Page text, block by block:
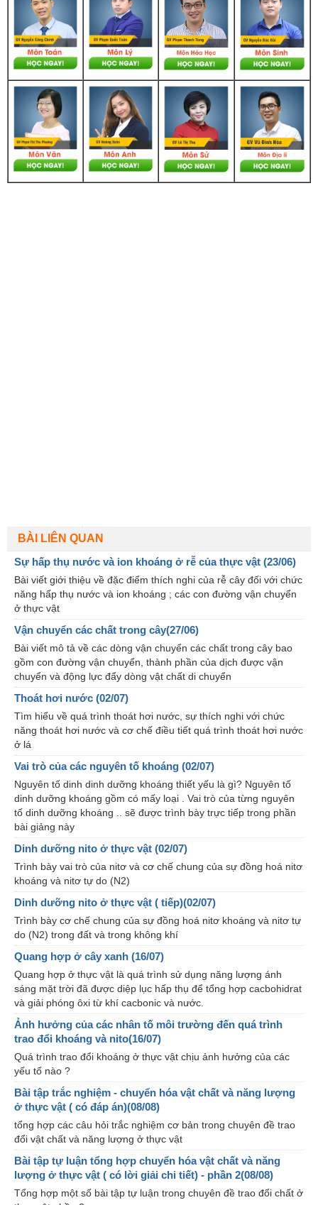
BÀI LIÊN QUAN
Sự hấp thụ nước và ion khoáng ở rễ của thực vật (23/06)
Bài viết giới thiệu về đặc điểm thích nghi của rễ cây đối với chức
năng hấp thụ nước và ion khoáng ; các con đường vận chuyển
ở thực vật
Vận chuyển các chất trong cây(27/06)
Bài viết mô tả về các dòng vận chuyển các chất trong cây bao
gồm con đường vận chuyển, thành phần của dịch được vận
chuyển và động lực đẩy dòng vật chất di chuyển
Thoát hơi nước (02/07)
Tìm hiểu về quá trình thoát hơi nước, sự thích nghi với chức
năng thoát hơi nước và cơ chế điều tiết quá trình thoát hơi nước
ở lá
Vai trò của các nguyên tố khoáng (02/07)
Nguyên tố dinh dinh dưỡng khoáng thiết yếu là gì? Nguyên tố
dinh dưỡng khoáng gồm có mấy loại . Vai trò của từng nguyên
tố dinh dưỡng khoáng .. sẽ được trình bày trực tiếp trong phần
bài giảng này
Dinh dưỡng nito ở thực vật (02/07)
Trình bày vai trò của nitơ và cơ chế chung của sự đồng hoá nitơ
khoáng và nitơ tự do (N2)
Dinh dưỡng nito ở thực vật ( tiếp)(02/07)
Trình bày cơ chế chung của sự đồng hoá nitơ khoáng và nitơ tự
do (N2) trong đất và trong không khí
Quang hợp ở cây xanh (16/07)
Quang hợp ở thực vật là quá trình sử dụng năng lượng ánh
sáng mặt trời đã được diệp lục hấp thụ để tổng hợp cacbohidrat
và giải phóng ôxi từ khí cacbonic và nước.
Ảnh hưởng của các nhân tố môi trường đến quá trình
trao đổi khoáng và nito(16/07)
Quá trình trao đổi khoáng ở thực vật chịu ảnh hưởng của các
yếu tố nào ?
Bài tập trắc nghiệm - chuyển hóa vật chất và năng lượng
ở thực vật ( có đáp án)(08/08)
tổng hợp các câu hỏi trắc nghiệm cơ bản trong chuyên đề trao
đổi vật chất và năng lượng ở thực vật
Bài tập tự luận tổng hợp chuyển hóa vật chất và năng
lượng ở thực vật ( có lời giải chi tiết) - phần 2(08/08)
Tổng hợp một số bài tập tự luận trong chuyên đề trao đổi chất ở